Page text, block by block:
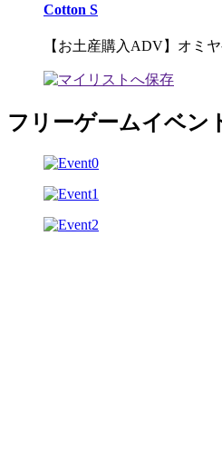
Cotton S
【お土産購入ADV】オミ
フリーゲームイベン